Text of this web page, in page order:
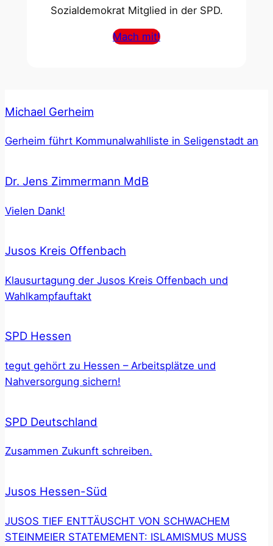
Sozialdemokrat Mitglied in der SPD.
Mach mit!
Michael Gerheim
Gerheim führt Kommunalwahlliste in Seligenstadt an
Dr. Jens Zimmermann MdB
Vielen Dank!
Jusos Kreis Offenbach
Klausurtagung der Jusos Kreis Offenbach und
Wahlkampfauftakt
SPD Hessen
tegut gehört zu Hessen – Arbeitsplätze und
Nahversorgung sichern!
SPD Deutschland
Zusammen Zukunft schreiben.
Jusos Hessen-Süd
JUSOS TIEF ENTTÄUSCHT VON SCHWACHEM
STEINMEIER STATEMEMENT: ISLAMISMUS MUSS